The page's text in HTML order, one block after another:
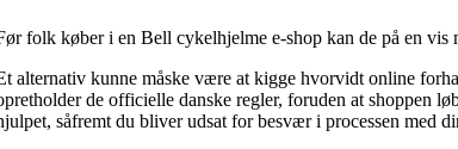
folk køber i en Bell cykelhjelme e-shop kan de på en vis
alternativ kunne måske være at kigge hvorvidt online
de officielle danske regler, foruden at shoppen
såfremt du bliver udsat for besvær i processen med